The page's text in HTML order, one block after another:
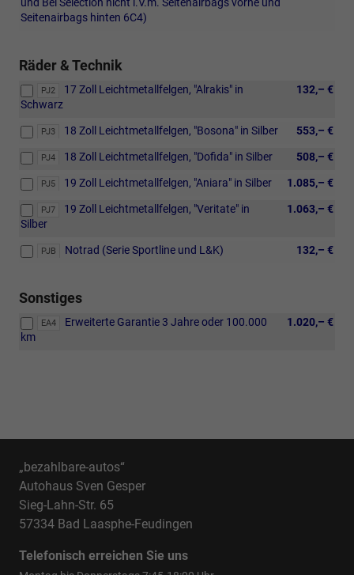
und Bei Selection nicht i.V.m. Seitenairbags vorne und
Seitenairbags hinten 6C4)
Räder & Technik
PJ2 132,– €
17 Zoll Leichtmetallfelgen, "Alrakis" in
Schwarz
PJ3 553,– €
18 Zoll Leichtmetallfelgen, "Bosona" in Silber
PJ4 508,– €
18 Zoll Leichtmetallfelgen, "Dofida" in Silber
PJ5 1.085,– €
19 Zoll Leichtmetallfelgen, "Aniara" in Silber
PJ7 1.063,– €
19 Zoll Leichtmetallfelgen, "Veritate" in
Silber
PJB 132,– €
Notrad (Serie Sportline und L&K)
Sonstiges
EA4 1.020,– €
Erweiterte Garantie 3 Jahre oder 100.000
km
„bezahlbare-autos“
Autohaus Sven Gesper
Sieg-Lahn-Str. 65
57334 Bad Laasphe-Feudingen
Telefonisch erreichen Sie uns